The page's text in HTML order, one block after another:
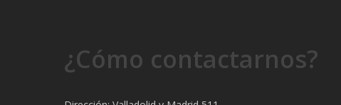
¿Cómo contactarnos?